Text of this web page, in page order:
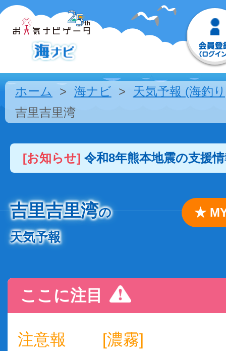
ホーム 海ナビ
天気予報 (海釣
吉里吉里湾
[お知らせ] 令和8年熊本地震の支援
吉里吉里湾の
天気予報
★
ここに注目
注意報 [濃霧]